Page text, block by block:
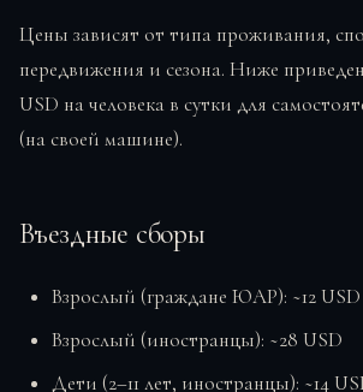
Цены зависят от типа проживания,
передвижения и сезона. Ниже
USD на человека в сутки для
(на своей машине).
Въездные сборы
Взрослый (граждане ЮАР): ~12 USD
Взрослый (иностранцы): ~28 USD
Дети (2–11 лет, иностранцы): ~14